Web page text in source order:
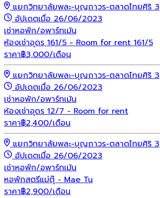
แยกวิทยาลัยพละ-บุญถาวร-ตลาดไทยศิริ 3
อัปเดตเมื่อ 26/06/2023
เช่าหอพัก/อพาร์ทเม้น
ห้องเช่าอุดร 161/5 - Room for rent 161/5
ราคา฿3,000/เดือน
แยกวิทยาลัยพละ-บุญถาวร-ตลาดไทยศิริ 3
อัปเดตเมื่อ 26/06/2023
เช่าหอพัก/อพาร์ทเม้น
ห้องเช่าอุดร 12/7 - Room for rent
ราคา฿2,400/เดือน
แยกวิทยาลัยพละ-บุญถาวร-ตลาดไทยศิริ 3
อัปเดตเมื่อ 26/06/2023
เช่าหอพัก/อพาร์ทเม้น
หอพักสตรีแม่ตุ๊ - Mae Tu
ราคา฿2,900/เดือน